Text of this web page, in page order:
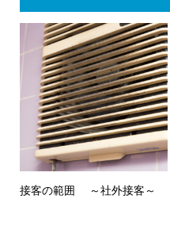
接客の範囲 ～社外接客～